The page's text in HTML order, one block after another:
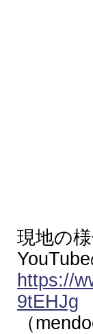
現地の
https://
9tEHJg
（